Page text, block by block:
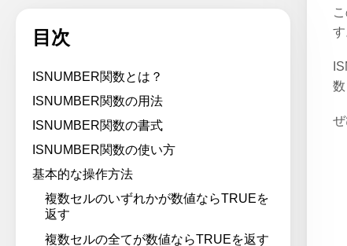
目次
ISNUMBER関数とは？
ISNUMBER関数の用法
ISNUMBER関数の書式
ISNUMBER関数の使い方
基本的な操作方法
複数セルのいずれかが数値ならTRUEを
返す
複数セルの全てが数値ならTRUEを返す
す